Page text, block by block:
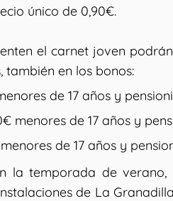
único de 0,90€.
el carnet joven
también en los bonos:
de 17 años y
menores de 17 años y
de 17 años y
la temporada de
de La